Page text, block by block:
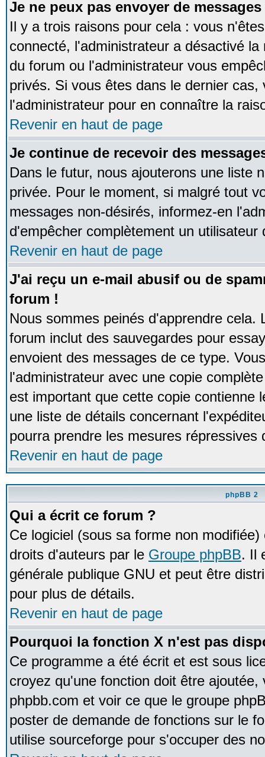
Je ne peux pas envoyer de
Il y a trois raisons pour cela : vous
connecté, l'administrateur a désactivé
du forum ou l'administrateur vous
privés. Si vous êtes dans le dernier
l'administrateur pour en connaître la
Revenir en haut de page
Je continue de recevoir des
Dans le futur, nous ajouterons une liste
privée. Pour le moment, si malgré tout
messages non-désirés, informez-en
d'empêcher complètement un
Revenir en haut de page
J'ai reçu un e-mail abusif ou de
forum !
Nous sommes peinés d'apprendre cela.
forum inclut des sauvegardes pour
envoient des messages de ce type.
l'administrateur avec une copie
est important que cette copie contienne
une liste de détails concernant
pourra prendre les mesures répressives
Revenir en haut de page
phpBB 2
Qui a écrit ce forum ?
Ce logiciel (sous sa forme non
droits d'auteurs par le Groupe phpBB. Il
générale publique GNU et peut être
pour plus de détails.
Revenir en haut de page
Pourquoi la fonction X n'est pas
Ce programme a été écrit et est sous
croyez qu'une fonction doit être
phpbb.com et voir ce que le groupe
poster de demande de fonctions sur le
utilise sourceforge pour s'occuper des